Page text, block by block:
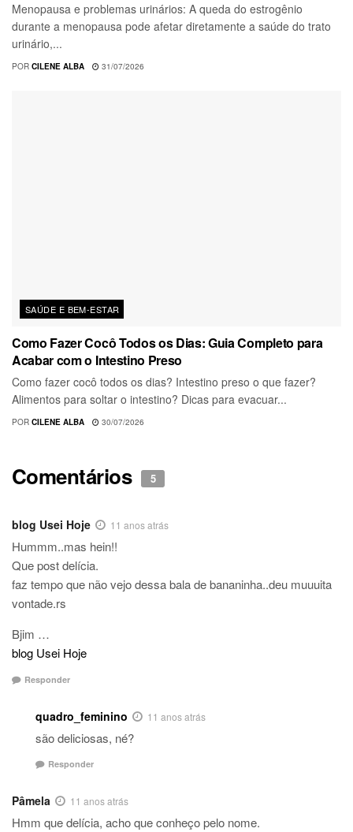
Menopausa e problemas urinários: A queda do estrogênio
durante a menopausa pode afetar diretamente a saúde do trato
urinário,...
POR CILENE ALBA 31/07/2026
SAÚDE E BEM-ESTAR
Como Fazer Cocô Todos os Dias: Guia Completo para
Acabar com o Intestino Preso
Como fazer cocô todos os dias? Intestino preso o que fazer?
Alimentos para soltar o intestino? Dicas para evacuar...
POR CILENE ALBA 30/07/2026
Comentários 5
blog Usei Hoje 11 anos atrás
Hummm..mas hein!!
Que post delícia.
faz tempo que não vejo dessa bala de bananinha..deu muuuita
vontade.rs
Bjim …
blog Usei Hoje
Responder
quadro_feminino 11 anos atrás
são deliciosas, né?
Responder
Pâmela 11 anos atrás
Hmm que delícia, acho que conheço pelo nome.